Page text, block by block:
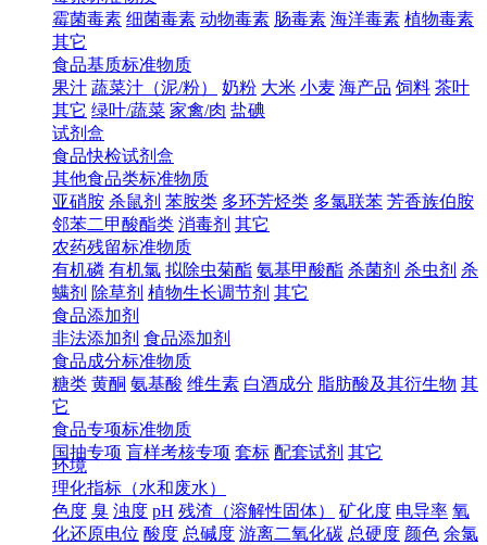
霉菌毒素 细菌毒素 动物毒素 肠毒素 海洋毒素 植物毒素
其它
食品基质标准物质
果汁 蔬菜汁（泥/粉） 奶粉 大米 小麦 海产品 饲料 茶叶
其它 绿叶/蔬菜 家禽/肉 盐碘
试剂盒
食品快检试剂盒
其他食品类标准物质
亚硝胺 杀鼠剂 苯胺类 多环芳烃类 多氯联苯 芳香族伯胺
邻苯二甲酸酯类 消毒剂 其它
农药残留标准物质
有机磷 有机氯 拟除虫菊酯 氨基甲酸酯 杀菌剂 杀虫剂 杀
螨剂 除草剂 植物生长调节剂 其它
食品添加剂
非法添加剂 食品添加剂
食品成分标准物质
糖类 黄酮 氨基酸 维生素 白酒成分 脂肪酸及其衍生物 其
它
食品专项标准物质
国抽专项 盲样考核专项 套标 配套试剂 其它
环境
理化指标（水和废水）
色度 臭 浊度 pH 残渣（溶解性固体） 矿化度 电导率 氧
化还原电位 酸度 总碱度 游离二氧化碳 总硬度 颜色 余氯